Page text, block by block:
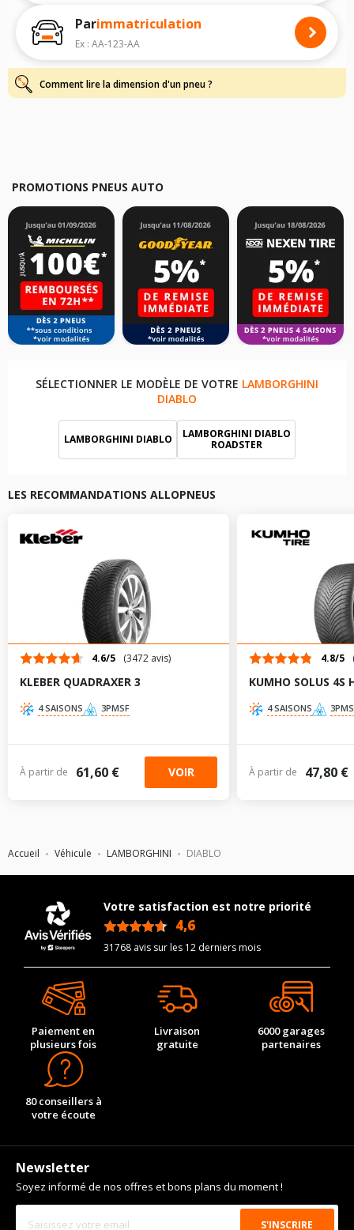
Accueil Véhicule LAMBORGHINI DIABLO
Pour cela, veuillez sélectionner le modèle de votre véhicule ci-dessous :
Les résultats de votre recherche sont donnés à titre indicatif. Il est
fortement recommandé de vérifier en amont la dimension des pneus
montés sur votre véhicule, sans oublier les indices de charge et de
vitesse, indispensables pour que votre dimension soit complète.
Parimmatriculation
Ex : AA-123-AA
Comment lire la dimension d'un pneu ?
PROMOTIONS PNEUS AUTO
SÉLECTIONNER LE MODÈLE DE VOTRE LAMBORGHINI
DIABLO
LAMBORGHINI DIABLO
LAMBORGHINI DIABLO
ROADSTER
LES RECOMMANDATIONS ALLOPNEUS
4.6/5 (3472 avis)
KLEBER QUADRAXER 3
4 SAISONS 3PMSF
À partir de 61,60 € VOIR
4.8/5
KUMHO SOLUS 4S
4 SAISONS
À partir de 47,80 €
Votre satisfaction est notre priorité
4,6
31768 avis sur les 12 derniers mois
Paiement en
plusieurs fois
Livraison
gratuite
6000 garages
partenaires
80 conseillers à
votre écoute
Newsletter
Soyez informé de nos offres et bons plans du moment !